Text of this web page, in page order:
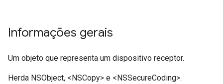
Informações gerais
Um objeto que representa um dispositivo receptor.
Herda NSObject, <NSCopy> e <NSSecureCoding>.